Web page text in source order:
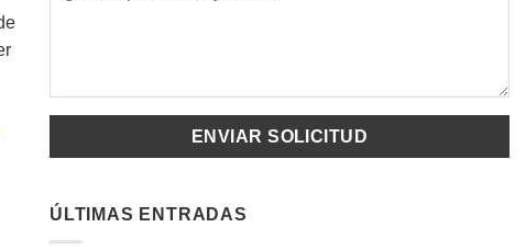
ÚLTIMAS ENTRADAS